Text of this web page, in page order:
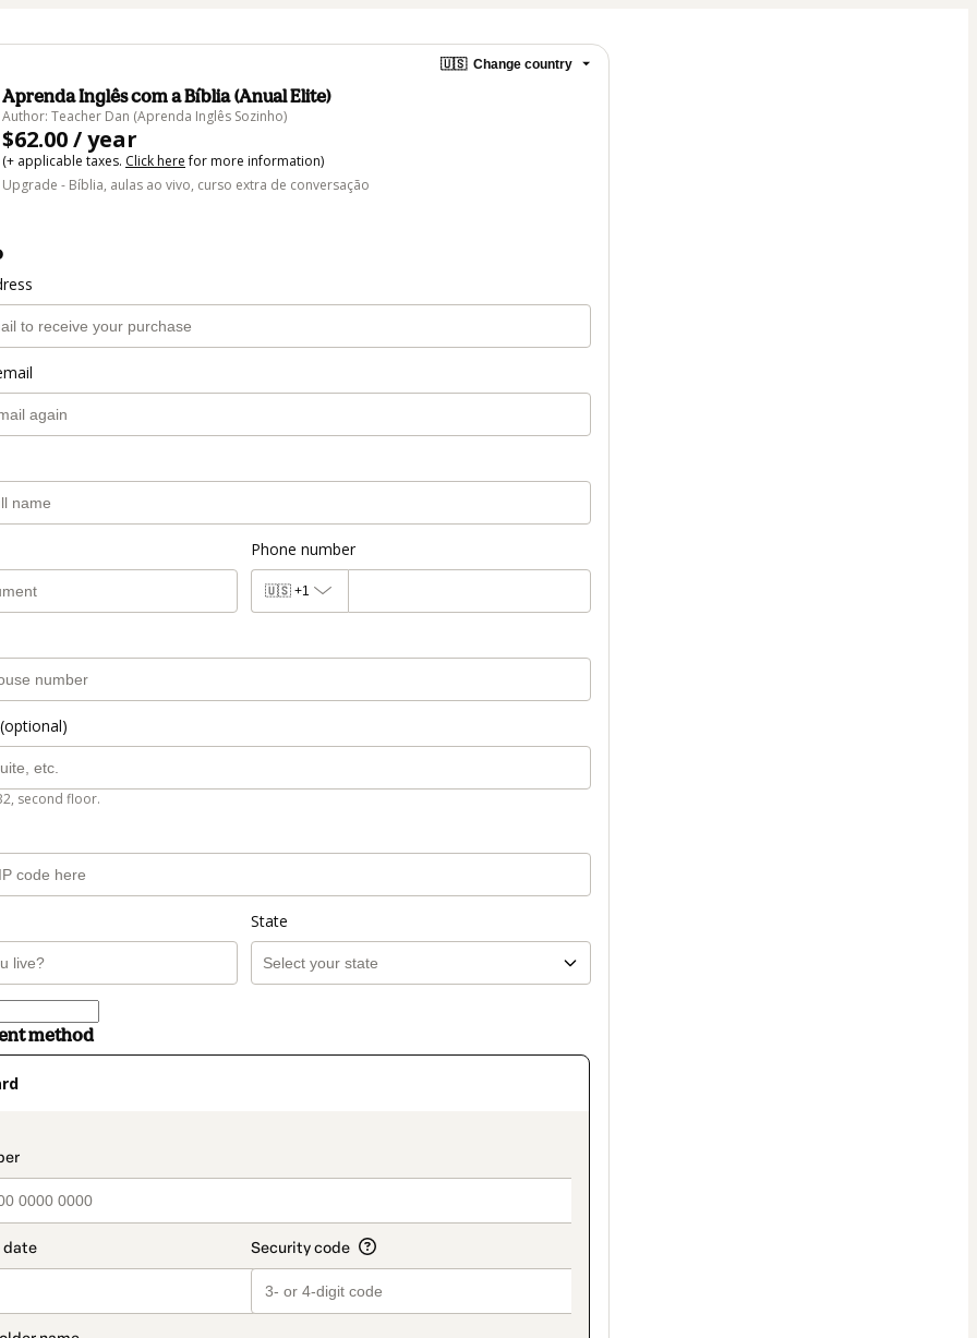
🇺🇸 Change country
Aprenda Inglês com a Bíblia (Anual Elite)
Author: Teacher Dan (Aprenda Inglês Sozinho)
$62.00 / year
(+ applicable taxes. Click herefor more information)
Upgrade - Bíblia, aulas ao vivo, curso extra de conversação
Phone number
🇺🇸 +1
second floor.
State
method